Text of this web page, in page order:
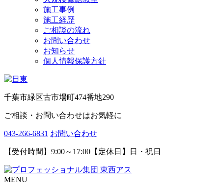
施工事例
施工経歴
ご相談の流れ
お問い合わせ
お知らせ
個人情報保護方針
千葉市緑区古市場町474番地290
ご相談・お問い合わせはお気軽に
043-266-6831 お問い合わせ
【受付時間】9:00～17:00【定休日】日・祝日
MENU